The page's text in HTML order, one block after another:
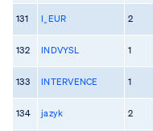
131 I_EUR 2
132 INDVYSL 1
133 INTERVENCE 1
134 jazyk 2